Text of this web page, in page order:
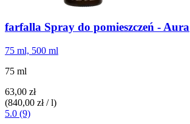
farfalla Spray do pomieszczeń -​ Aura
75 ml, 500 ml
75 ml
63,00 zł
(840,00 zł / l)
5.0 (9)